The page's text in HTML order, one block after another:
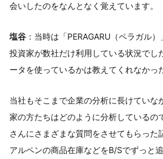
会いしたのをなんとなく覚えています。
塩谷 ：当時は「PERAGARU（ペラガル
投資家が数社だけ利用している状況でし
ータを使っているかは教えてくれなかっ
当社もそこまで企業の分析に長けていな
家の方たちはどのように分析しているの
さんにさまざまな質問をさせてもらった
アルペンの商品在庫などをB/Sでずっと